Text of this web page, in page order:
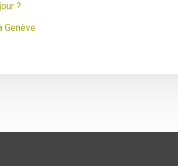
?
Genève